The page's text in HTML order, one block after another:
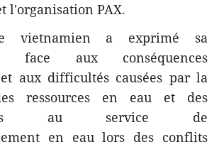
l'organisation PAX.
vietnamien a exprimé sa
face aux conséquences
aux difficultés causées par la
ressources en eau et des
au service de
en eau lors des conflits